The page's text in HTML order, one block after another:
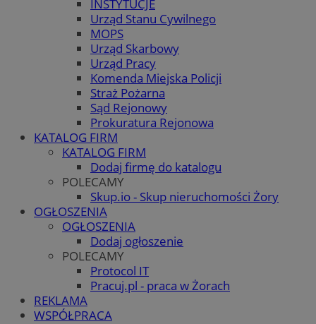
INSTYTUCJE
Urząd Stanu Cywilnego
MOPS
Urząd Skarbowy
Urząd Pracy
Komenda Miejska Policji
Straż Pożarna
Sąd Rejonowy
Prokuratura Rejonowa
KATALOG FIRM
KATALOG FIRM
Dodaj firmę do katalogu
POLECAMY
Skup.io - Skup nieruchomości Żory
OGŁOSZENIA
OGŁOSZENIA
Dodaj ogłoszenie
POLECAMY
Protocol IT
Pracuj.pl - praca w Żorach
REKLAMA
WSPÓŁPRACA